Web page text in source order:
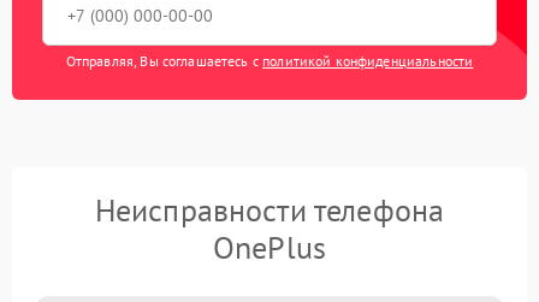
Отправляя, Вы соглашаетесь с политикой конфиденциальности
Неисправности телефона
OnePlus